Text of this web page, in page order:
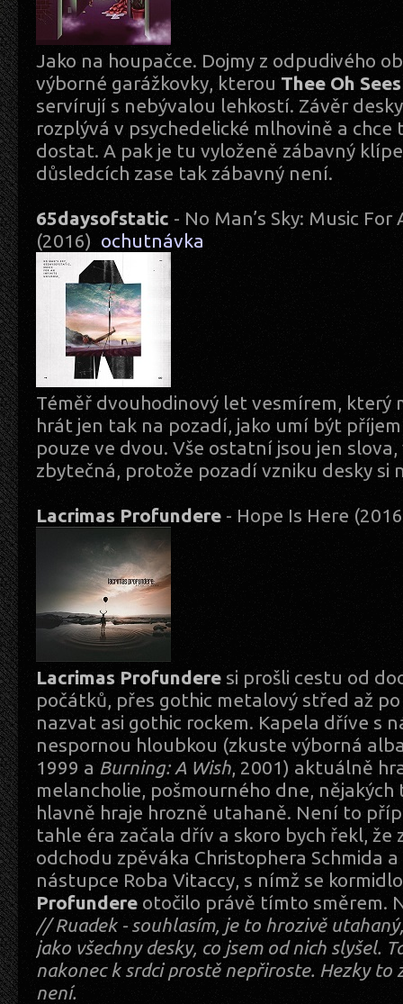
Jako na houpačce. Dojmy z odpudivého
výborné garážkovky, kterou Thee Oh Sees
servírují s nebývalou lehkostí. Závěr
rozplývá v psychedelické mlhovině a chce
dostat. A pak je tu vyloženě zábavný
důsledcích zase tak zábavný není.
65daysofstatic - No Man’s Sky: Music
(2016) ochutnávka
Téměř dvouhodinový let vesmírem, který
hrát jen tak na pozadí, jako umí být
pouze ve dvou. Vše ostatní jsou jen
zbytečná, protože pozadí vzniku desky si
Lacrimas Profundere - Hope Is Here
Lacrimas Profundere si prošli cestu od
počátků, přes gothic metalový střed až po
nazvat asi gothic rockem. Kapela dříve s
nespornou hloubkou (zkuste výborná
1999 a Burning: A Wish, 2001) aktuálně
melancholie, pošmourného dne, nějakých
hlavně hraje hrozně utahaně. Není to
tahle éra začala dřív a skoro bych řekl, že
odchodu zpěváka Christophera Schmida
nástupce Roba Vitaccy, s nímž se
Profundere otočilo právě tímto směrem.
// Ruadek - souhlasím, je to hrozivě
jako všechny desky, co jsem od nich slyšel.
nakonec k srdci prostě nepřiroste. Hezky to
není.